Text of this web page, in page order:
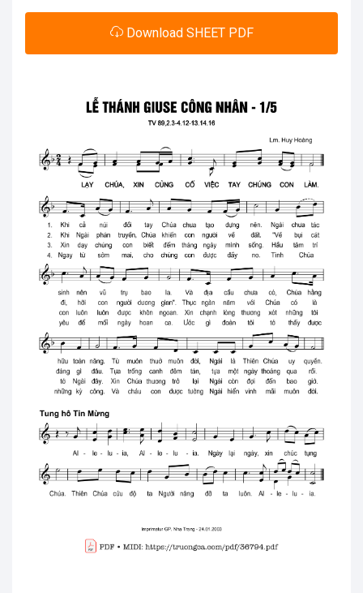
Download SHEET PDF